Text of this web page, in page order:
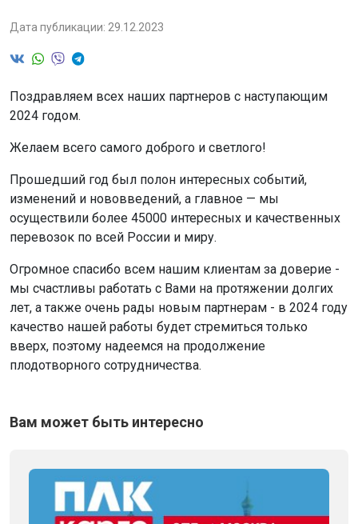
Дата публикации: 29.12.2023
Поздравляем всех наших партнеров с наступающим
2024 годом.
Желаем всего самого доброго и светлого!
Прошедший год был полон интересных событий,
изменений и нововведений, а главное — мы
осуществили более 45000 интересных и качественных
перевозок по всей России и миру.
Огромное спасибо всем нашим клиентам за доверие -
мы счастливы работать с Вами на протяжении долгих
лет, а также очень рады новым партнерам - в 2024 году
качество нашей работы будет стремиться только
вверх, поэтому надеемся на продолжение
плодотворного сотрудничества.
Вам может быть интересно